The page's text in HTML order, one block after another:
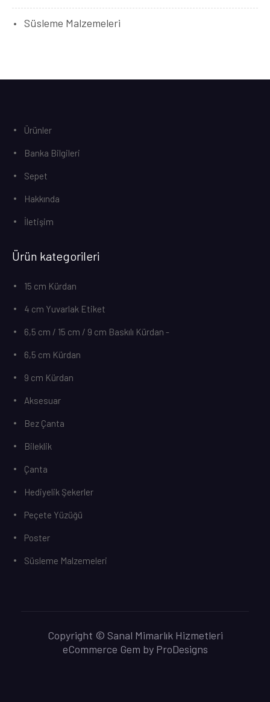
Süsleme Malzemeleri
Ürünler
Banka Bilgileri
Sepet
Hakkında
İletişim
Ürün kategorileri
15 cm Kürdan
4 cm Yuvarlak Etiket
6,5 cm / 15 cm / 9 cm Baskılı Kürdan -
6,5 cm Kürdan
9 cm Kürdan
Aksesuar
Bez Çanta
Bileklik
Çanta
Hediyelik Şekerler
Peçete Yüzüğü
Poster
Süsleme Malzemeleri
Copyright © Sanal Mimarlık Hizmetleri
eCommerce Gem by ProDesigns